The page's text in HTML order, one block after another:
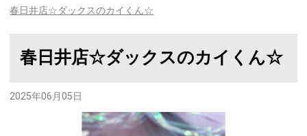
春日井店☆ダックスのカイくん☆
春日井店☆ダックスのカイくん☆
2025年06月05日